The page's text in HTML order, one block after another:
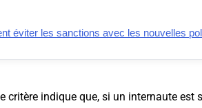
éviter les sanctions avec les nouvelles
critère indique que, si un internaute est